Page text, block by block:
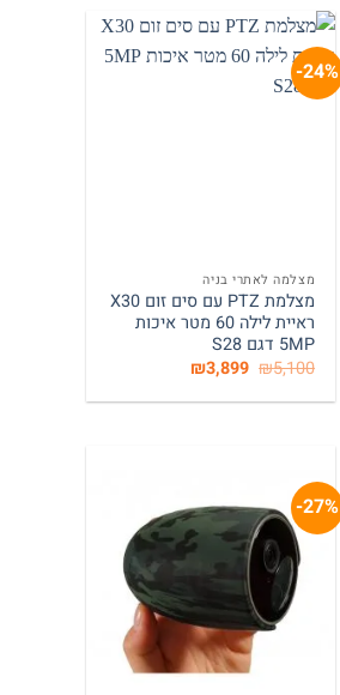
24%-
מצלמה לאתרי בניה
מצלמת PTZ עם סים זום X30
ראיית לילה 60 מטר איכות
5MP דגם S28
₪5,100 המחיר
המקורי
היה:
₪3,899
הוא:
27%-